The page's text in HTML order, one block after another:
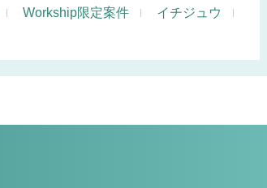
Workship限定案件
イチジュウ